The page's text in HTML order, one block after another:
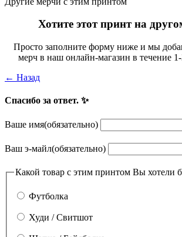
Хотите этот принт на
Просто заполните форму ниже и мы
мерч в наш онлайн-магазин в течение
← Назад
Спасибо за ответ. ✨
Ваше имя(обязательно)
Ваш э-майл(обязательно)
Какой товар с этим принтом Вы хотели
Футболка
Худи / Свитшот